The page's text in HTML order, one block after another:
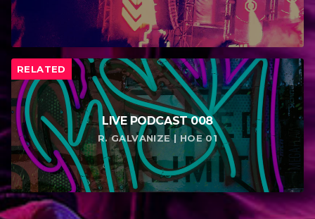
RELATED
LIVE PODCAST 008
R. GALVANIZE | НОЕ 01